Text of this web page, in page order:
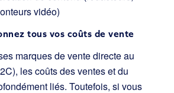
vidéo)
tous vos coûts de vente
marques de vente directe au
les coûts des ventes et du
liés. Toutefois, si vous